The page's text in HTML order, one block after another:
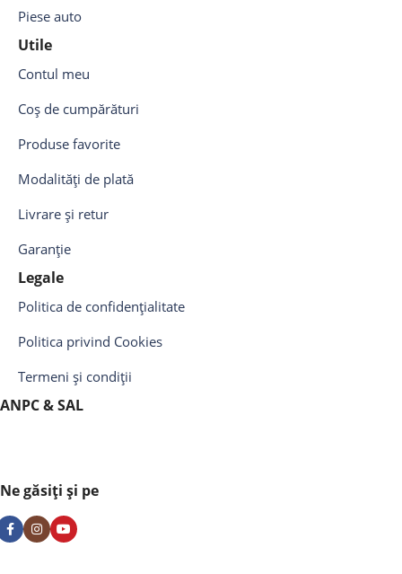
Piese auto
Utile
Contul meu
Coș de cumpărături
Produse favorite
Modalități de plată
Livrare și retur
Garanție
Legale
Politica de confidențialitate
Politica privind Cookies
Termeni și condiții
ANPC & SAL
Ne găsiți și pe